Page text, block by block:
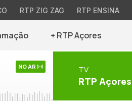
RTP ZIG ZAG RTP ENSINA
+ RTP Açores
NO AR TV
RTP Açores